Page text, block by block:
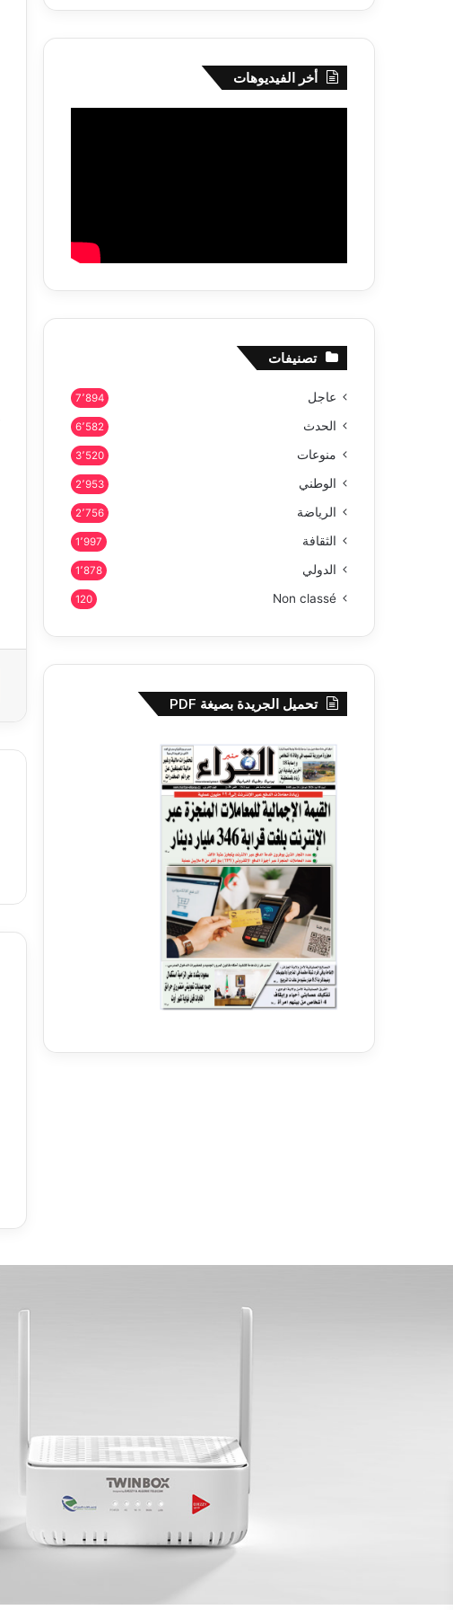
أخر الفيديوهات
تصنيفات
عاجل 7٬894
الحدث 6٬582
منوعات 3٬520
الوطني 2٬953
الرياضة 2٬756
الثقافة 1٬997
الدولي 1٬878
Non classé
120
تحميل الجريدة بصيغة PDF